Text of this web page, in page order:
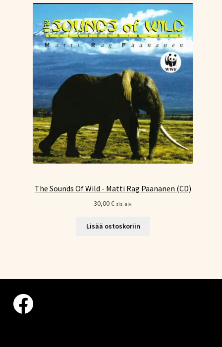
The Sounds Of Wild - Matti Rag Paananen (CD)
30,00€ sis. alv.
Lisää ostoskoriin
Facebook